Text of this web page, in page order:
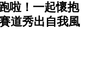
啦！一起懷抱
道秀出自我風